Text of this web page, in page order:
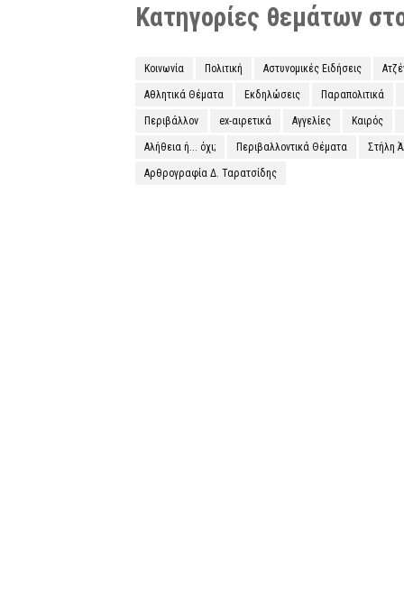
Κατηγορίες θεμάτων
Κοινωνία Πολιτική Αστυνομικές Ειδήσεις
Αθλητικά Θέματα Εκδηλώσεις Παραπολιτικά
Περιβάλλον ex-αιρετικά Αγγελίες Καιρός
Αλήθεια ή... όχι; Περιβαλλοντικά Θέματα Στήλη
Αρθρογραφία Δ. Ταρατσίδης